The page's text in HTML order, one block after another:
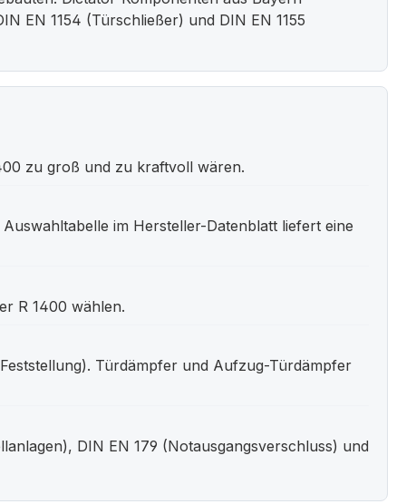
EN 1154 (Türschließer) und DIN EN 1155
zu groß und zu kraftvoll wären.
im Hersteller-Datenblatt liefert eine
R 1400 wählen.
Türdämpfer und Aufzug-Türdämpfer
DIN EN 179 (Notausgangsverschluss) und